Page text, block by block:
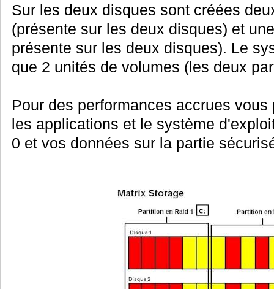
Sur les deux disques sont créées
(présente sur les deux disques) et
présente sur les deux disques). Le
que 2 unités de volumes (les deux
Pour des performances accrues
les applications et le système
0 et vos données sur la partie